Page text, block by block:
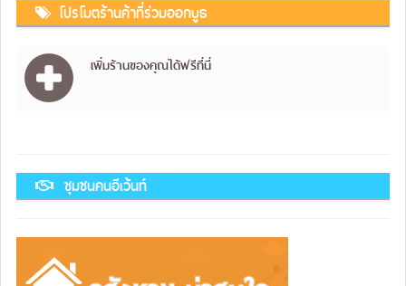
โปรโมตร้านค้าที่ร่วมออกบูธ
เพิ่มร้านของคุณได้ฟรีที่นี่
ชุมชนคนอีเว้นท์